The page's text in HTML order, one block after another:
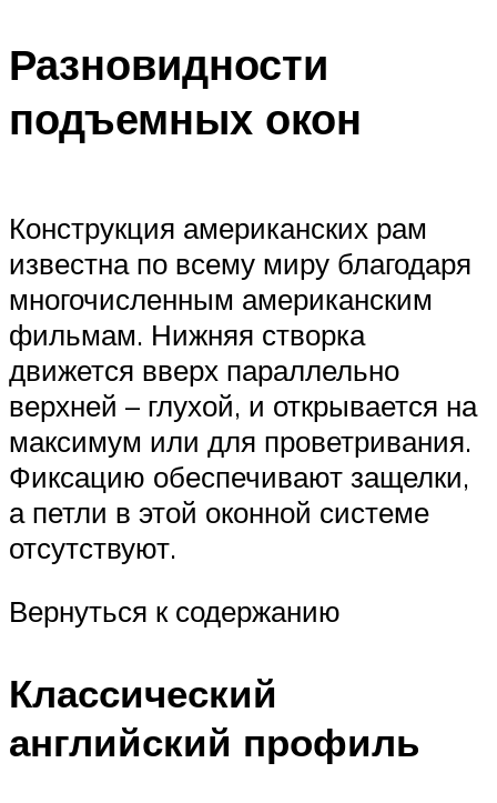
Разновидности
подъемных окон
Конструкция американских рам
известна по всему миру благодаря
многочисленным американским
фильмам. Нижняя створка
движется вверх параллельно
верхней – глухой, и открывается на
максимум или для проветривания.
Фиксацию обеспечивают защелки,
а петли в этой оконной системе
отсутствуют.
Вернуться к содержанию
Классический
английский профиль